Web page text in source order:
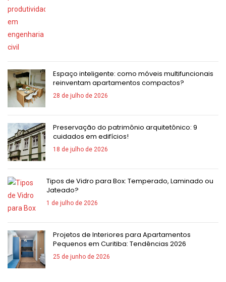
Espaço inteligente: como móveis multifuncionais
reinventam apartamentos compactos?
28 de julho de 2026
Preservação do patrimônio arquitetônico: 9
cuidados em edifícios!
18 de julho de 2026
Tipos de Vidro para Box: Temperado, Laminado ou
Jateado?
1 de julho de 2026
Projetos de Interiores para Apartamentos
Pequenos em Curitiba: Tendências 2026
25 de junho de 2026